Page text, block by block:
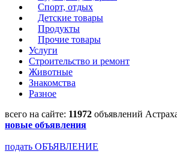
Спорт, отдых
Детские товары
Продукты
Прочие товары
Услуги
Строительство и ремонт
Животные
Знакомства
Разное
всего на сайте: 11972 объявлений
новые объявления
подать ОБЪЯВЛЕНИЕ